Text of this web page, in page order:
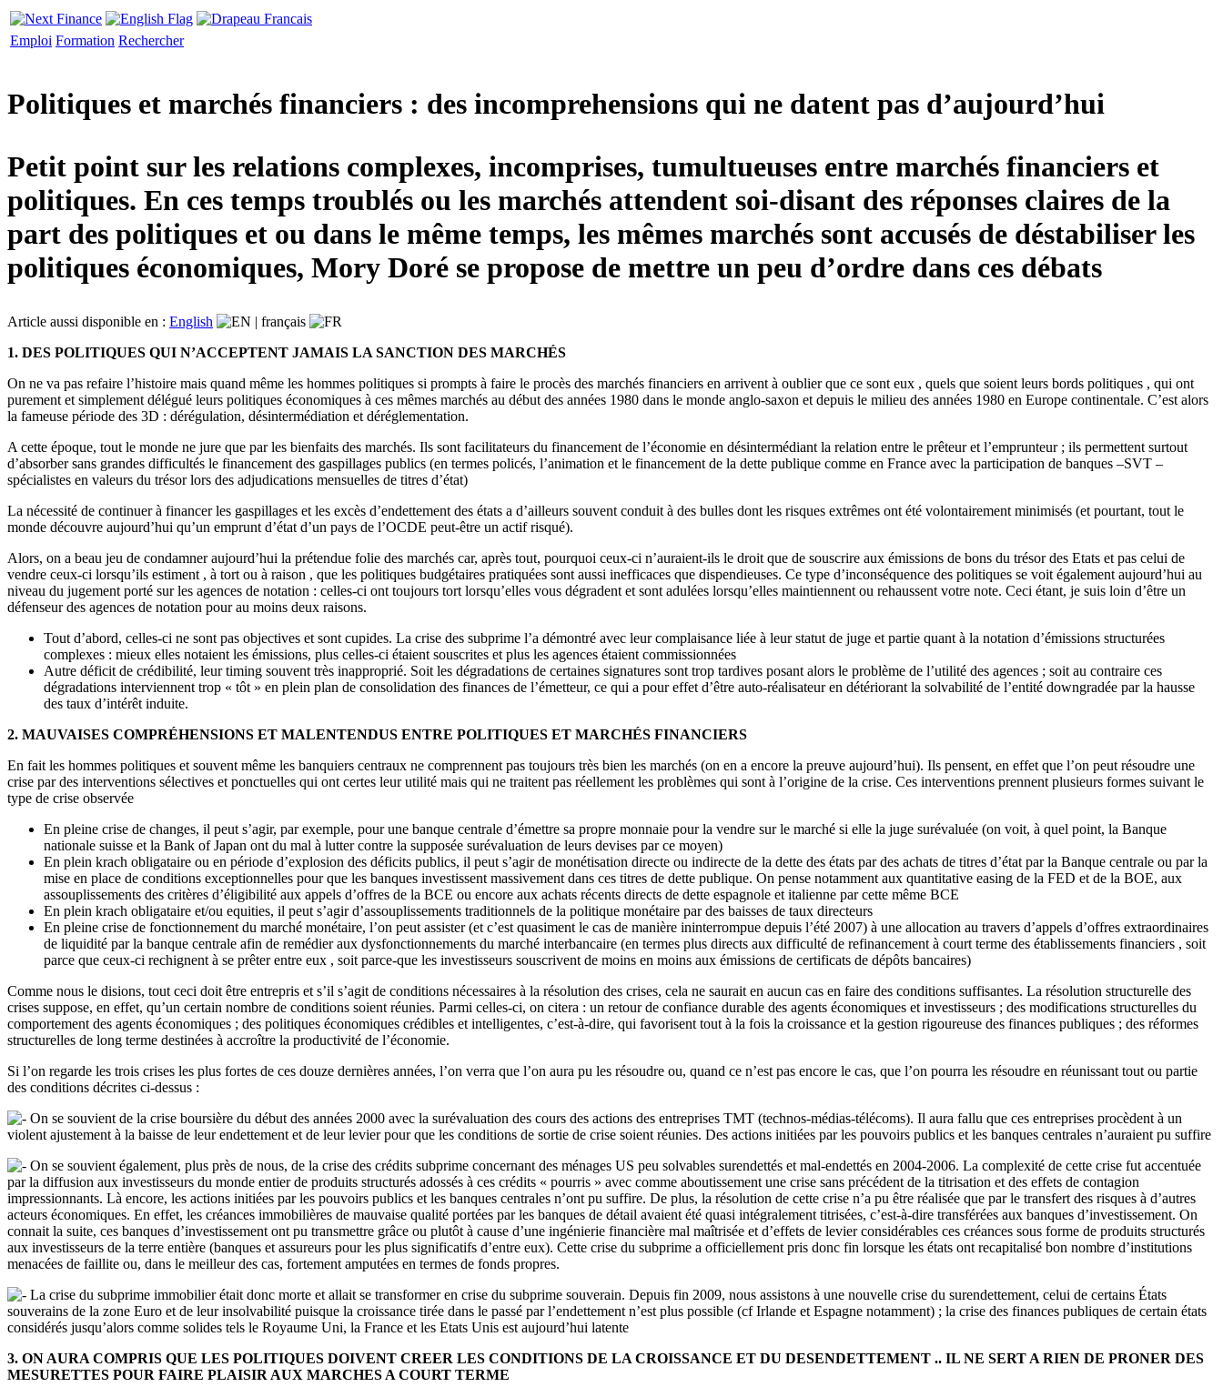
Emploi Formation Rechercher
Politiques et marchés financiers : des incomprehensions qui ne datent pas d’aujourd’hui
Petit point sur les relations complexes, incomprises, tumultueuses entre marchés financiers et
politiques. En ces temps troublés ou les marchés attendent soi-disant des réponses claires de la
part des politiques et ou dans le même temps, les mêmes marchés sont accusés de déstabiliser les
politiques économiques, Mory Doré se propose de mettre un peu d’ordre dans ces débats
Article aussi disponible en : English | français
1. DES POLITIQUES QUI N’ACCEPTENT JAMAIS LA SANCTION DES MARCHÉS
On ne va pas refaire l’histoire mais quand même les hommes politiques si prompts à faire le procès des marchés financiers en arrivent à oublier que ce sont eux , quels que soient leurs bords politiques , qui ont
purement et simplement délégué leurs politiques économiques à ces mêmes marchés au début des années 1980 dans le monde anglo-saxon et depuis le milieu des années 1980 en Europe continentale. C’est alors
la fameuse période des 3D : dérégulation, désintermédiation et déréglementation.
A cette époque, tout le monde ne jure que par les bienfaits des marchés. Ils sont facilitateurs du financement de l’économie en désintermédiant la relation entre le prêteur et l’emprunteur ; ils permettent surtout
d’absorber sans grandes difficultés le financement des gaspillages publics (en termes policés, l’animation et le financement de la dette publique comme en France avec la participation de banques –SVT –
spécialistes en valeurs du trésor lors des adjudications mensuelles de titres d’état)
La nécessité de continuer à financer les gaspillages et les excès d’endettement des états a d’ailleurs souvent conduit à des bulles dont les risques extrêmes ont été volontairement minimisés (et pourtant, tout le
monde découvre aujourd’hui qu’un emprunt d’état d’un pays de l’OCDE peut-être un actif risqué).
Alors, on a beau jeu de condamner aujourd’hui la prétendue folie des marchés car, après tout, pourquoi ceux-ci n’auraient-ils le droit que de souscrire aux émissions de bons du trésor des Etats et pas celui de
vendre ceux-ci lorsqu’ils estiment , à tort ou à raison , que les politiques budgétaires pratiquées sont aussi inefficaces que dispendieuses. Ce type d’inconséquence des politiques se voit également aujourd’hui au
niveau du jugement porté sur les agences de notation : celles-ci ont toujours tort lorsqu’elles vous dégradent et sont adulées lorsqu’elles maintiennent ou rehaussent votre note. Ceci étant, je suis loin d’être un
défenseur des agences de notation pour au moins deux raisons.
Tout d’abord, celles-ci ne sont pas objectives et sont cupides. La crise des subprime l’a démontré avec leur complaisance liée à leur statut de juge et partie quant à la notation d’émissions structurées
complexes : mieux elles notaient les émissions, plus celles-ci étaient souscrites et plus les agences étaient commissionnées
Autre déficit de crédibilité, leur timing souvent très inapproprié. Soit les dégradations de certaines signatures sont trop tardives posant alors le problème de l’utilité des agences ; soit au contraire ces
dégradations interviennent trop « tôt » en plein plan de consolidation des finances de l’émetteur, ce qui a pour effet d’être auto-réalisateur en détériorant la solvabilité de l’entité downgradée par la hausse
des taux d’intérêt induite.
2. MAUVAISES COMPRÉHENSIONS ET MALENTENDUS ENTRE POLITIQUES ET MARCHÉS FINANCIERS
En fait les hommes politiques et souvent même les banquiers centraux ne comprennent pas toujours très bien les marchés (on en a encore la preuve aujourd’hui). Ils pensent, en effet que l’on peut résoudre une
crise par des interventions sélectives et ponctuelles qui ont certes leur utilité mais qui ne traitent pas réellement les problèmes qui sont à l’origine de la crise. Ces interventions prennent plusieurs formes suivant le
type de crise observée
En pleine crise de changes, il peut s’agir, par exemple, pour une banque centrale d’émettre sa propre monnaie pour la vendre sur le marché si elle la juge surévaluée (on voit, à quel point, la Banque
nationale suisse et la Bank of Japan ont du mal à lutter contre la supposée surévaluation de leurs devises par ce moyen)
En plein krach obligataire ou en période d’explosion des déficits publics, il peut s’agir de monétisation directe ou indirecte de la dette des états par des achats de titres d’état par la Banque centrale ou par la
mise en place de conditions exceptionnelles pour que les banques investissent massivement dans ces titres de dette publique. On pense notamment aux quantitative easing de la FED et de la BOE, aux
assouplissements des critères d’éligibilité aux appels d’offres de la BCE ou encore aux achats récents directs de dette espagnole et italienne par cette même BCE
En plein krach obligataire et/ou equities, il peut s’agir d’assouplissements traditionnels de la politique monétaire par des baisses de taux directeurs
En pleine crise de fonctionnement du marché monétaire, l’on peut assister (et c’est quasiment le cas de manière ininterrompue depuis l’été 2007) à une allocation au travers d’appels d’offres extraordinaires
de liquidité par la banque centrale afin de remédier aux dysfonctionnements du marché interbancaire (en termes plus directs aux difficulté de refinancement à court terme des établissements financiers , soit
parce que ceux-ci rechignent à se prêter entre eux , soit parce-que les investisseurs souscrivent de moins en moins aux émissions de certificats de dépôts bancaires)
Comme nous le disions, tout ceci doit être entrepris et s’il s’agit de conditions nécessaires à la résolution des crises, cela ne saurait en aucun cas en faire des conditions suffisantes. La résolution structurelle des
crises suppose, en effet, qu’un certain nombre de conditions soient réunies. Parmi celles-ci, on citera : un retour de confiance durable des agents économiques et investisseurs ; des modifications structurelles du
comportement des agents économiques ; des politiques économiques crédibles et intelligentes, c’est-à-dire, qui favorisent tout à la fois la croissance et la gestion rigoureuse des finances publiques ; des réformes
structurelles de long terme destinées à accroître la productivité de l’économie.
Si l’on regarde les trois crises les plus fortes de ces douze dernières années, l’on verra que l’on aura pu les résoudre ou, quand ce n’est pas encore le cas, que l’on pourra les résoudre en réunissant tout ou partie
des conditions décrites ci-dessus :
On se souvient de la crise boursière du début des années 2000 avec la surévaluation des cours des actions des entreprises TMT (technos-médias-télécoms). Il aura fallu que ces entreprises procèdent à un
violent ajustement à la baisse de leur endettement et de leur levier pour que les conditions de sortie de crise soient réunies. Des actions initiées par les pouvoirs publics et les banques centrales n’auraient pu suffire
On se souvient également, plus près de nous, de la crise des crédits subprime concernant des ménages US peu solvables surendettés et mal-endettés en 2004-2006. La complexité de cette crise fut accentuée
par la diffusion aux investisseurs du monde entier de produits structurés adossés à ces crédits « pourris » avec comme aboutissement une crise sans précédent de la titrisation et des effets de contagion
impressionnants. Là encore, les actions initiées par les pouvoirs publics et les banques centrales n’ont pu suffire. De plus, la résolution de cette crise n’a pu être réalisée que par le transfert des risques à d’autres
acteurs économiques. En effet, les créances immobilières de mauvaise qualité portées par les banques de détail avaient été quasi intégralement titrisées, c’est-à-dire transférées aux banques d’investissement. On
connait la suite, ces banques d’investissement ont pu transmettre grâce ou plutôt à cause d’une ingénierie financière mal maîtrisée et d’effets de levier considérables ces créances sous forme de produits structurés
aux investisseurs de la terre entière (banques et assureurs pour les plus significatifs d’entre eux). Cette crise du subprime a officiellement pris donc fin lorsque les états ont recapitalisé bon nombre d’institutions
menacées de faillite ou, dans le meilleur des cas, fortement amputées en termes de fonds propres.
La crise du subprime immobilier était donc morte et allait se transformer en crise du subprime souverain. Depuis fin 2009, nous assistons à une nouvelle crise du surendettement, celui de certains États
souverains de la zone Euro et de leur insolvabilité puisque la croissance tirée dans le passé par l’endettement n’est plus possible (cf Irlande et Espagne notamment) ; la crise des finances publiques de certain états
considérés jusqu’alors comme solides tels le Royaume Uni, la France et les Etats Unis est aujourd’hui latente
3. ON AURA COMPRIS QUE LES POLITIQUES DOIVENT CREER LES CONDITIONS DE LA CROISSANCE ET DU DESENDETTEMENT .. IL NE SERT A RIEN DE PRONER DES
MESURETTES POUR FAIRE PLAISIR AUX MARCHES A COURT TERME